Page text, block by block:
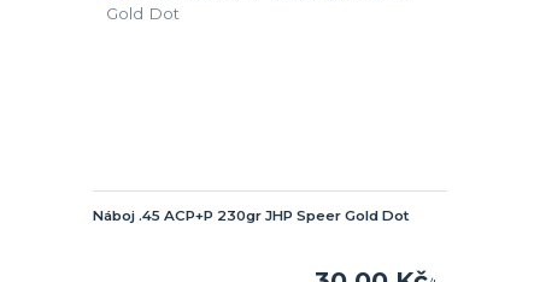
Náboj .45 ACP+P 230gr JHP Speer Gold Dot